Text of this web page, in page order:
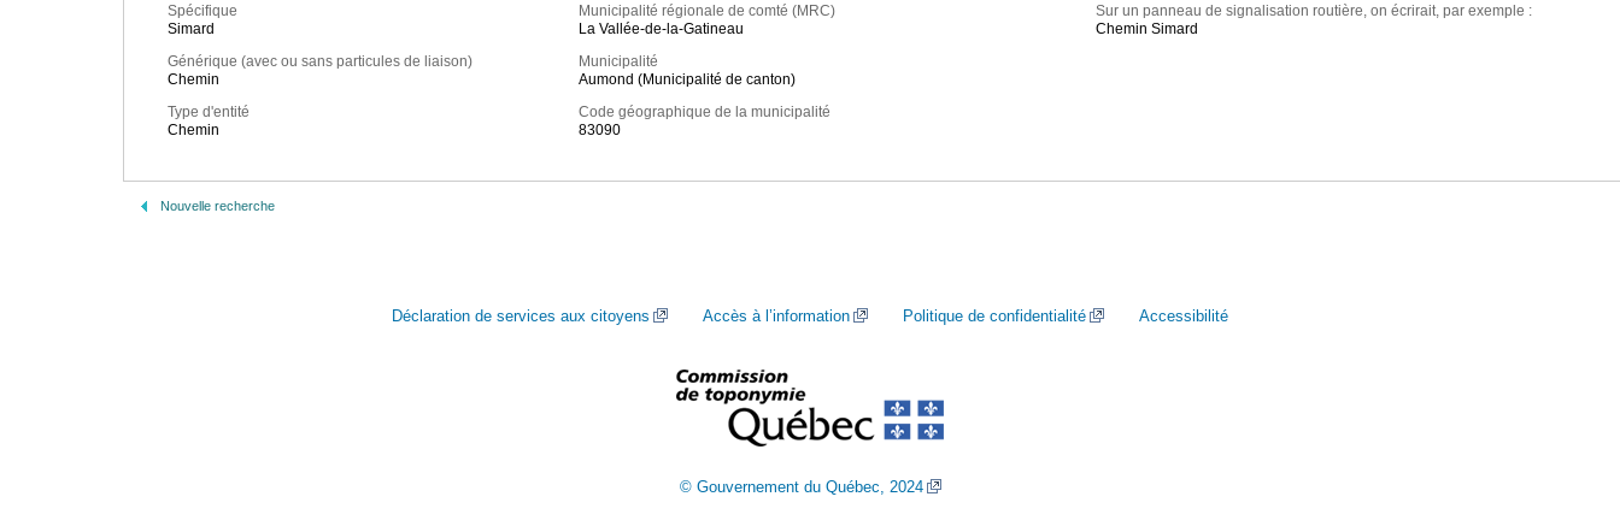
Spécifique
Simard
Générique (avec ou sans particules de liaison)
Chemin
Type d'entité
Chemin
Municipalité régionale de comté (MRC)
La Vallée-de-la-Gatineau
Municipalité
Aumond (Municipalité de canton)
Code géographique de la municipalité
83090
Sur un panneau de signalisation routière, on écrirait, par exemple :
Chemin Simard
Nouvelle recherche
Déclaration de services aux citoyens Accès à l’information Politique de confidentialité Accessibilité
© Gouvernement du Québec, 2024